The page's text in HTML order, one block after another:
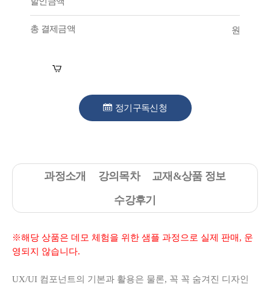
총 결제금액 원
정기구독신청
과정소개 강의목차
교재&상품 정보
수강후기
※해당 상품은 데모 체험을 위한 샘플 과정으로 실제 판매, 운
영되지 않습니다.
UX/UI 컴포넌트의 기본과 활용은 물론, 꼭 꼭 숨겨진 디자인